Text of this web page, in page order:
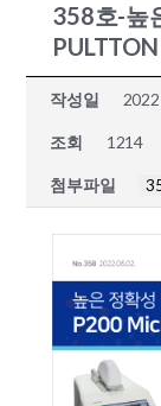
358호-높
작성일
조회 1214
첨부파일